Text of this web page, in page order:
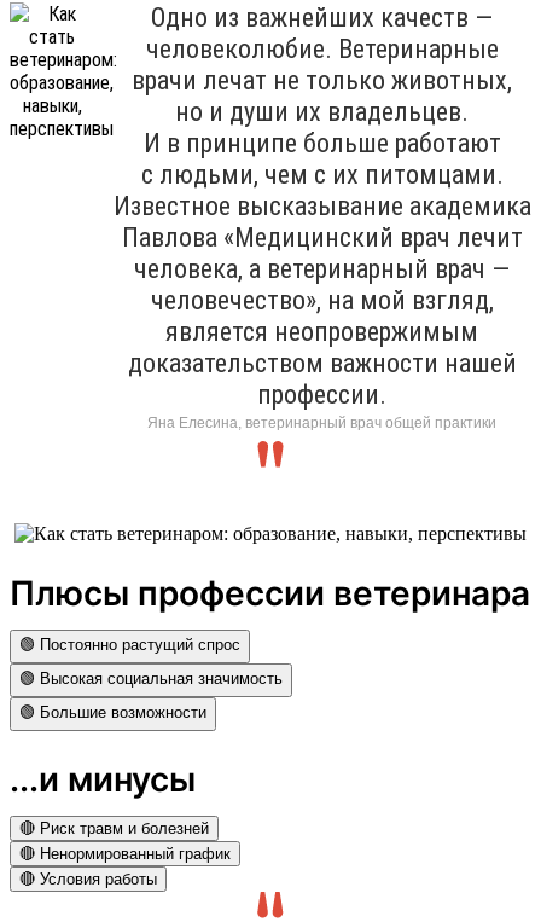
Одно из важнейших качеств —
человеколюбие. Ветеринарные
врачи лечат не только животных,
но и души их владельцев.
И в принципе больше работают
с людьми, чем с их питомцами.
Известное высказывание академика
Павлова «Медицинский врач лечит
человека, а ветеринарный врач —
человечество», на мой взгляд,
является неопровержимым
доказательством важности нашей
профессии.
Яна Елесина, ветеринарный врач общей практики
Плюсы профессии ветеринара
🟢 Постоянно растущий спрос
🟢 Высокая социальная значимость
🟢 Большие возможности
...и минусы
🔴 Риск травм и болезней
🔴 Ненормированный график
🔴 Условия работы